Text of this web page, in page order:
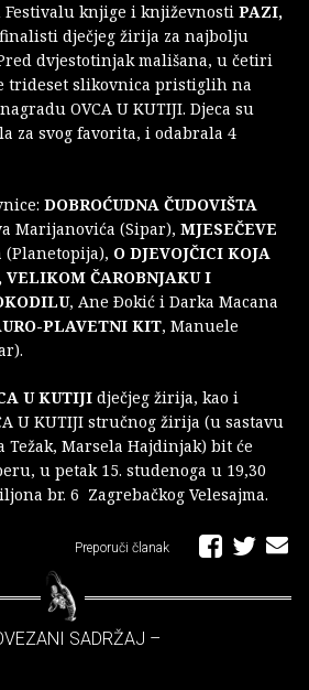
Festivalu knjige i književnosti PAZI,
dječjeg žirija za najbolju
dvjestotinjak mališana, u četiri
trideset slikovnica pristiglih na
OVCA U KUTIJI. Djeca su
za svog favorita, i odabrala 4
DOBROĆUDNA ČUDOVIŠTA
Marijanovića (Sipar), MJESEČEVE
(Planetopija), O DJEVOJČICI KOJA
ČAROBNJAKU I
, Ane Ðokić i Darka Macana
PLAVETNI KIT, Manuele
U KUTIJI dječjeg žirija, kao i
U KUTIJI stručnog žirija (u sastavu
Težak, Marsela Hajdinjak) bit će
u petak 15. studenoga u 19,30
br. 6 Zagrebačkog Velesajma.
Preporuči članak
SADRŽAJ –